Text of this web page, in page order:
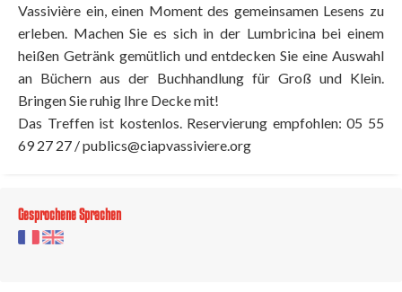
Vassivière ein, einen Moment des gemeinsamen Lesens zu
erleben. Machen Sie es sich in der Lumbricina bei einem
heißen Getränk gemütlich und entdecken Sie eine Auswahl
an Büchern aus der Buchhandlung für Groß und Klein.
Bringen Sie ruhig Ihre Decke mit!
Das Treffen ist kostenlos. Reservierung empfohlen: 05 55
69 27 27 /publics@ciapvassiviere.org
Gesprochene Sprachen